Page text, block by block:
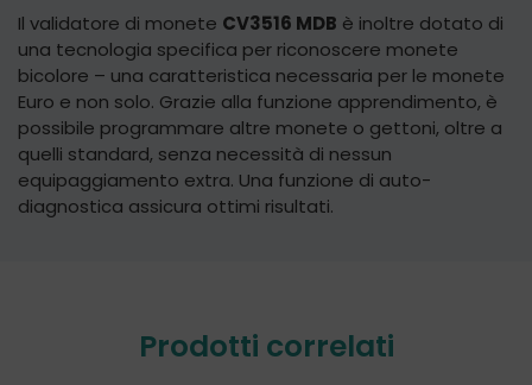
Il validatore di monete CV3516 MDB è inoltre dotato di
una tecnologia specifica per riconoscere monete
bicolore – una caratteristica necessaria per le monete
Euro e non solo. Grazie alla funzione apprendimento, è
possibile programmare altre monete o gettoni, oltre a
quelli standard, senza necessità di nessun
equipaggiamento extra. Una funzione di auto-
diagnostica assicura ottimi risultati.
Prodotti correlati